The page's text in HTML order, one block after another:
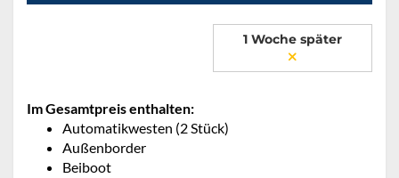
1 Woche später
Im Gesamtpreis enthalten:
Automatikwesten (2 Stück)
Außenborder
Beiboot